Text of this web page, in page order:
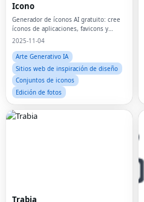
Icono
Generador de íconos AI gratuito: cree
íconos de aplicaciones, favicons y
logotipos en segundos
2025-11-04
Arte Generativo IA
Sitios web de inspiración de diseño
Conjuntos de iconos
Edición de fotos
Trabia